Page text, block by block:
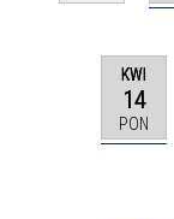
KWI
14
PON